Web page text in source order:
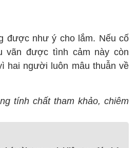
được như ý cho lắm. Nếu cố
vãn được tình cảm này còn
hai người luôn mâu thuẫn về
tính chất tham khảo, chiêm